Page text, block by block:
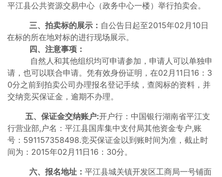
平江县公共资源交易中心（政务中心一楼）举行拍卖会。
三、拍卖标的展示： 自公告日起至2015年02月10日
在标的所在地对标的进行现场展示。
四、 注意事项：
自然人和其他组织均可申请参加，申请人可以单独申
请，也可以联合申请。凭有效身份证明，在02月11日16：3
0分之前到拍卖公司办理报名登记手续，查阅标的资料，并
交纳竞买保证金，逾期不办理。
五、保证金交纳账户:开户行：中国银行湖南省平江支
行营业部,户名：平江县国库集中支付局其他资金专户,账
号：591157358498.竞买保证金以到账时间为准，截止时
间为：2015年02月11日16：30分。
六、报名地址： 平江县城关镇开发区工商局一号铺面